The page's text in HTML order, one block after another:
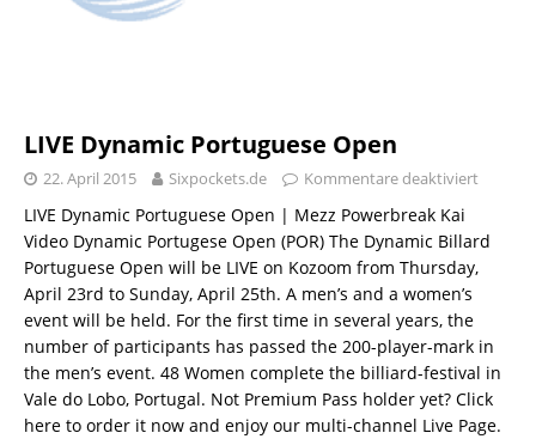
LIVE Dynamic Portuguese Open
22. April 2015 Sixpockets.de Kommentare deaktiviert
LIVE Dynamic Portuguese Open | Mezz Powerbreak Kai
Video Dynamic Portugese Open (POR) The Dynamic Billard
Portuguese Open will be LIVE on Kozoom from Thursday,
April 23rd to Sunday, April 25th. A men’s and a women’s
event will be held. For the first time in several years, the
number of participants has passed the 200-player-mark in
the men’s event. 48 Women complete the billiard-festival in
Vale do Lobo, Portugal. Not Premium Pass holder yet? Click
here to order it now and enjoy our multi-channel Live Page.